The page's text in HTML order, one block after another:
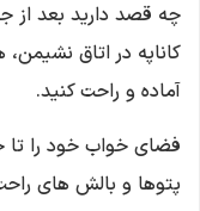
چه قصد دارید بعد از
کاناپه در اتاق
آماده و راحت کنید.
فضای خواب خود را تا
پتوها و بالش‌ های